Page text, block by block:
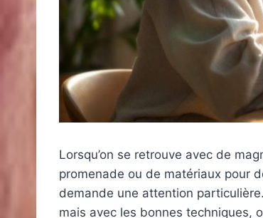
Lorsqu’on se retrouve avec de
promenade ou de matériaux pour
demande une attention
mais avec les bonnes techniques,